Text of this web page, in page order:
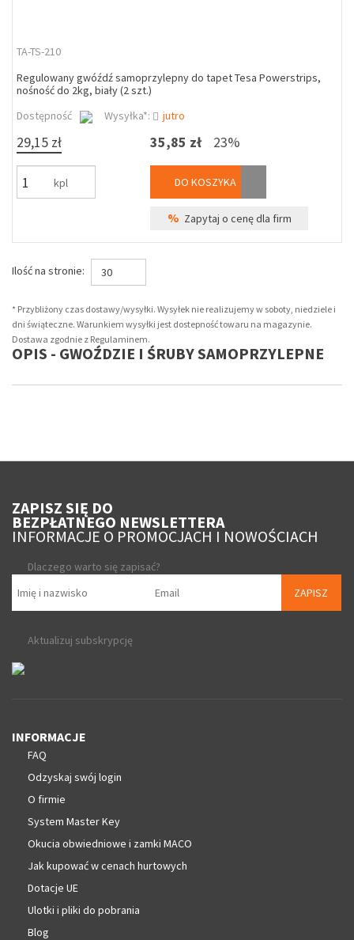
TA-TS-210
Regulowany gwóźdź samoprzylepny do tapet Tesa Powerstrips,
nośność do 2kg, biały (2 szt.)
Dostępność
Wysyłka*: jutro
29,15 zł
kpl
35,85 zł 23%
DO KOSZYKA
% Zapytaj o cenę dla firm
Ilość na stronie: 30
* Przybliżony czas dostawy/wysyłki. Wysyłek nie realizujemy w soboty, niedziele i
dni świąteczne. Warunkiem wysyłki jest dostepność towaru na magazynie.
Dostawa zgodnie z Regulaminem.
OPIS - GWOŹDZIE I ŚRUBY SAMOPRZYLEPNE
ZAPISZ SIĘ DO
BEZPŁATNEGO NEWSLETTERA
INFORMACJE O PROMOCJACH I NOWOŚCIACH
Dlaczego warto się zapisać?
ZAPISZ
Aktualizuj subskrypcję
INFORMACJE
FAQ
Odzyskaj swój login
O firmie
System Master Key
Okucia obwiedniowe i zamki MACO
Jak kupować w cenach hurtowych
Dotacje UE
Ulotki i pliki do pobrania
Blog